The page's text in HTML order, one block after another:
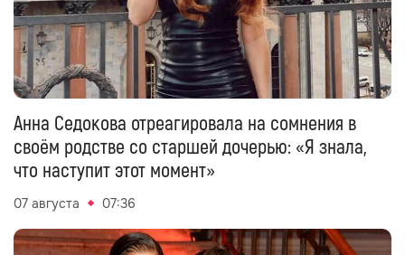
Анна Седокова отреагировала на сомнения в
своём родстве со старшей дочерью: «Я знала,
что наступит этот момент»
07 августа 07:36